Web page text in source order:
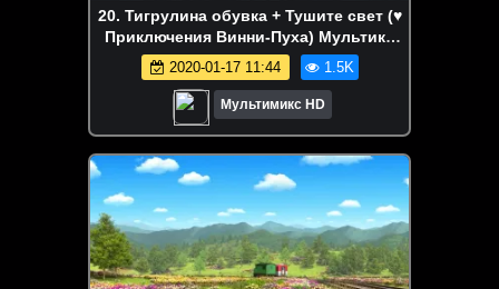
20. Тигрулина обувка + Тушите свет (♥
Приключения Винни-Пуха) Мультики
для детей cartoons
2020-01-17 11:44 1.5K
Мультимикс HD